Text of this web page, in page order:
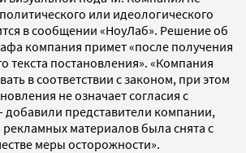
или идеологического
в сообщении «НоуЛаб». Решение об
компания примет «после получения
текста постановления». «Компания
в соответствии с законом, при этом
не означает согласия с
добавили представители компании,
рекламных материалов была снята с
меры осторожности».